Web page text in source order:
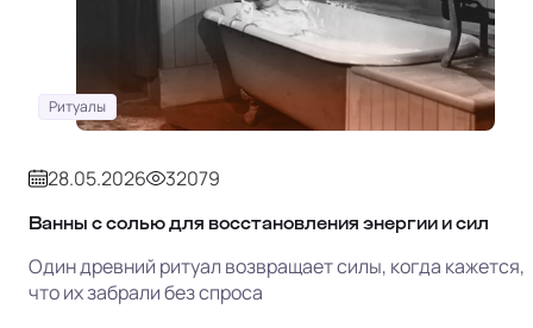
Ритуалы
28.05.2026 32079
Ванны с солью для восстановления энергии и сил
Один древний ритуал возвращает силы, когда кажется,
что их забрали без спроса